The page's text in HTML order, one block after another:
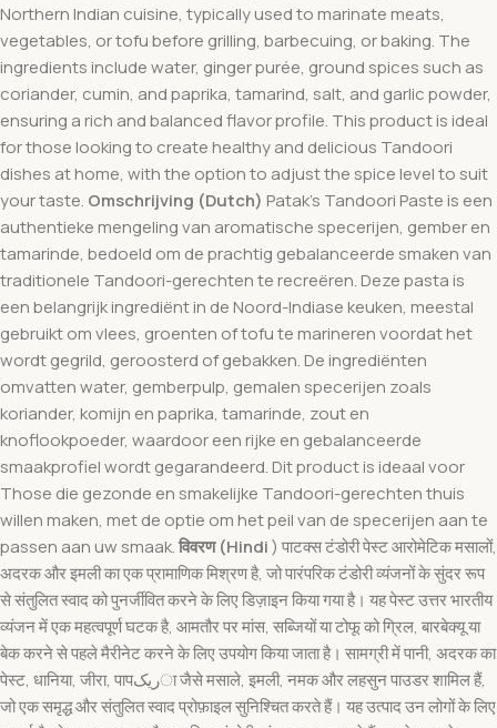
Northern Indian cuisine, typically used to marinate meats,
vegetables, or tofu before grilling, barbecuing, or baking. The
ingredients include water, ginger purée, ground spices such as
coriander, cumin, and paprika, tamarind, salt, and garlic powder,
ensuring a rich and balanced flavor profile. This product is ideal
for those looking to create healthy and delicious Tandoori
dishes at home, with the option to adjust the spice level to suit
your taste. Omschrijving (Dutch) Patak’s Tandoori Paste is een
authentieke mengeling van aromatische specerijen, gember en
tamarinde, bedoeld om de prachtig gebalanceerde smaken van
traditionele Tandoori-gerechten te recreëren. Deze pasta is
een belangrijk ingrediënt in de Noord-Indiase keuken, meestal
gebruikt om vlees, groenten of tofu te marineren voordat het
wordt gegrild, geroosterd of gebakken. De ingrediënten
omvatten water, gemberpulp, gemalen specerijen zoals
koriander, komijn en paprika, tamarinde, zout en
knoflookpoeder, waardoor een rijke en gebalanceerde
smaakprofiel wordt gegarandeerd. Dit product is ideaal voor
Those die gezonde en smakelijke Tandoori-gerechten thuis
willen maken, met de optie om het peil van de specerijen aan te
passen aan uw smaak.विवरण (Hindi) पाटक्स टंडोरी पेस्ट आरोमेटिक मसालों,
अदरक और इमली का एक प्रामाणिक मिश्रण है, जो पारंपरिक टंडोरी व्यंजनों के सुंदर रूप
से संतुलित स्वाद को पुनर्जीवित करने के लिए डिज़ाइन किया गया है। यह पेस्ट उत्तर भारतीय
व्यंजन में एक महत्वपूर्ण घटक है, आमतौर पर मांस, सब्जियों या टोफू को ग्रिल, बारबेक्यू या
बेक करने से पहले मैरीनेट करने के लिए उपयोग किया जाता है। सामग्री में पानी, अदरक का
पेस्ट, धानिया, जीरा, पापریکा जैसे मसाले, इमली, नमक और लहसुन पाउडर शामिल हैं,
जो एक समृद्ध और संतुलित स्वाद प्रोफ़ाइल सुनिश्चित करते हैं। यह उत्पाद उन लोगों के लिए